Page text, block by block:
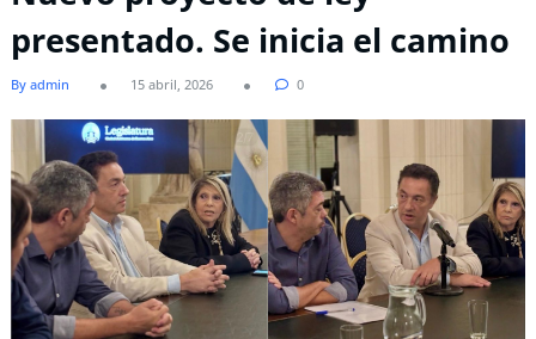
presentado. Se inicia el camino
By admin 15 abril, 2026 0